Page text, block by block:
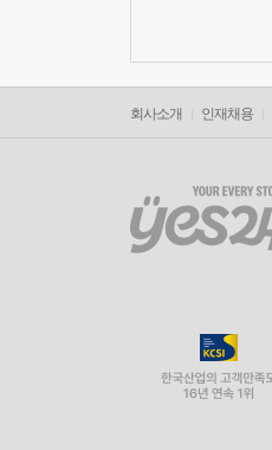
회사소개 인재채용